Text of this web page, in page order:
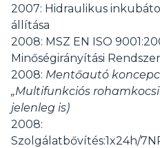
2007: Hidraulikus
állítása
2008: MSZ EN ISO
Minőségirányítási
2008: Mentőautó
„Multifunkciós
jelenleg is)
2008:
Szolgálatbővítés:1x24h/